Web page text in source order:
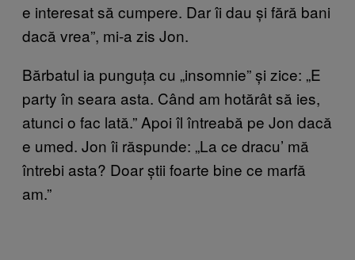
e interesat să cumpere. Dar îi dau și fără bani
dacă vrea”, mi-a zis Jon.
Bărbatul ia punguța cu „insomnie” și zice: „E
party în seara asta. Când am hotărât să ies,
atunci o fac lată.” Apoi îl întreabă pe Jon dacă
e umed. Jon îi răspunde: „La ce dracu’ mă
întrebi asta? Doar știi foarte bine ce marfă
am.”